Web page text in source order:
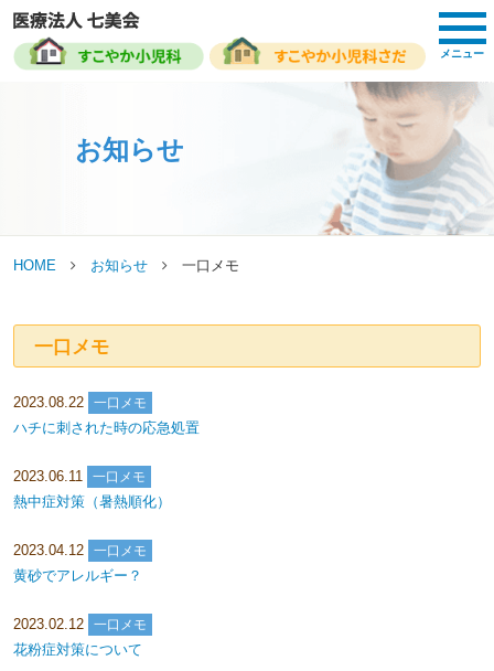
メニュー
お知らせ
HOME お知らせ 一口メモ
一口メモ
2023.08.22 一口メモ
ハチに刺された時の応急処置
2023.06.11 一口メモ
熱中症対策（暑熱順化）
2023.04.12 一口メモ
黄砂でアレルギー？
2023.02.12 一口メモ
花粉症対策について